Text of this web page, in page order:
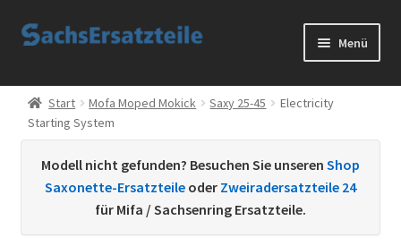
Zur
Zum
Menü
Start
AGB
Datenschutzerklärung
Start Mofa Moped Mokick Saxy 25-45
Electricity
Starting System
Modell nicht gefunden? Besuchen Sie unseren Shop
Saxonette-Ersatzteile oder Zweiradersatzteile 24
für Mifa / Sachsenring Ersatzteile.